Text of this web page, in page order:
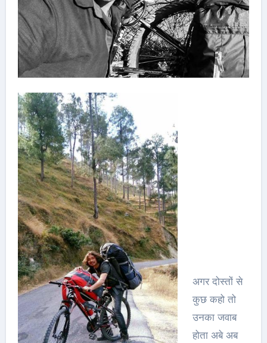
अगर दोस्तों से
कुछ कहो तो
उनका जवाब
होता अबे अब